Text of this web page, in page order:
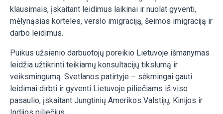
klausimais, įskaitant leidimus laikinai ir nuolat gyventi,
mėlynąsias korteles, verslo imigraciją, šeimos imigraciją ir
darbo leidimus.
Puikus užsienio darbuotojų poreikio Lietuvoje išmanymas
leidžia užtikrinti teikiamų konsultacijų tikslumą ir
veiksmingumą. Svetlanos patirtyje – sėkmingai gauti
leidimai dirbti ir gyventi Lietuvoje piliečiams iš viso
pasaulio, įskaitant Jungtinių Amerikos Valstijų, Kinijos ir
Indijos piliečius.